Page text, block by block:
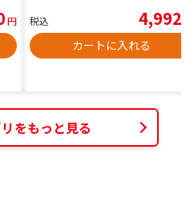
円 税込 4,992
カートに入れる
をもっと見る